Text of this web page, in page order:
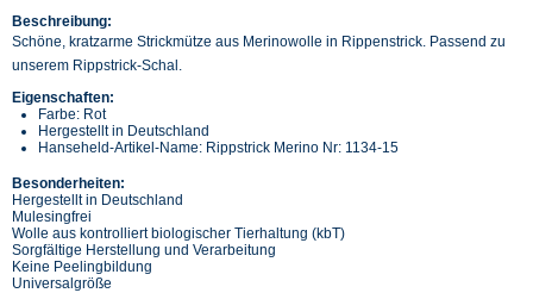
Beschreibung:
Schöne, kratzarme Strickmütze aus Merinowolle in Rippenstrick. Passend zu
unserem Rippstrick-Schal.
Eigenschaften:
Farbe: Rot
Hergestellt in Deutschland
Hanseheld-Artikel-Name: Rippstrick Merino Nr: 1134-15
Besonderheiten:
Hergestellt in Deutschland
Mulesingfrei
Wolle aus kontrolliert biologischer Tierhaltung (kbT)
Sorgfältige Herstellung und Verarbeitung
Keine Peelingbildung
Universalgröße